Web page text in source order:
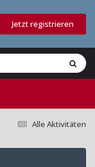
Jetzt registrieren
Alle Aktivitäten